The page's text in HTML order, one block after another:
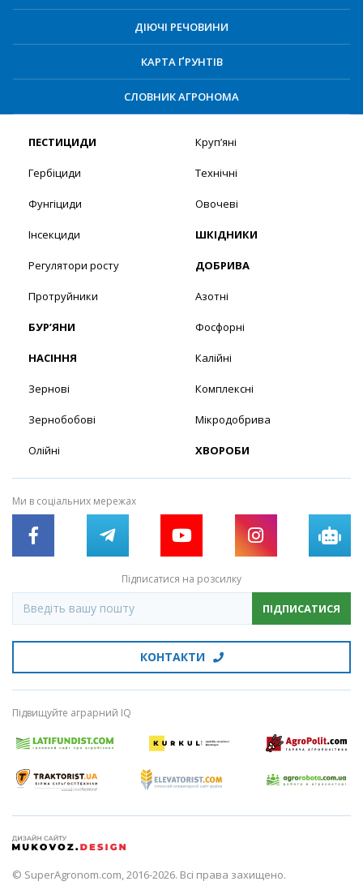
ДІЮЧІ РЕЧОВИНИ
КАРТА ҐРУНТІВ
СЛОВНИК АГРОНОМА
ПЕСТИЦИДИ
Гербіциди
Фунгіциди
Інсекциди
Регулятори росту
Протруйники
БУР’ЯНИ
НАСІННЯ
Зернові
Зернобобові
Олійні
Круп’яні
Технічні
Овочеві
ШКІДНИКИ
ДОБРИВА
Азотні
Фосфорні
Калійні
Комплексні
Мікродобрива
ХВОРОБИ
Ми в соціальних мережах
Підписатися на розсилку
ПІДПИСАТИСЯ
КОНТАКТИ
Підвищуйте аграрний IQ
© SuperAgronom.com, 2016-2026. Всі права захищено.